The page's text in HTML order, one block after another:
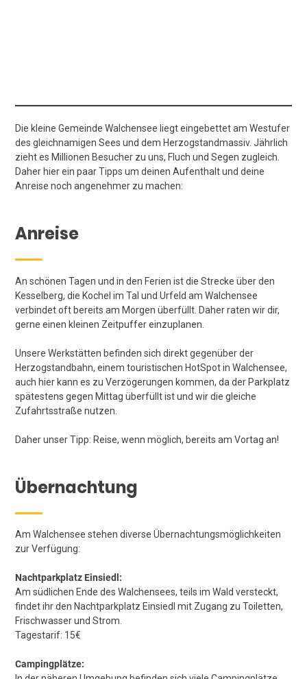
Die kleine Gemeinde Walchensee liegt eingebettet am Westufer
des gleichnamigen Sees und dem Herzogstandmassiv. Jährlich
zieht es Millionen Besucher zu uns, Fluch und Segen zugleich.
Daher hier ein paar Tipps um deinen Aufenthalt und deine
Anreise noch angenehmer zu machen:
Anreise
An schönen Tagen und in den Ferien ist die Strecke über den
Kesselberg, die Kochel im Tal und Urfeld am Walchensee
verbindet oft bereits am Morgen überfüllt. Daher raten wir dir,
gerne einen kleinen Zeitpuffer einzuplanen.
Unsere Werkstätten befinden sich direkt gegenüber der
Herzogstandbahn, einem touristischen HotSpot in Walchensee,
auch hier kann es zu Verzögerungen kommen, da der Parkplatz
spätestens gegen Mittag überfüllt ist und wir die gleiche
Zufahrtsstraße nutzen.
Daher unser Tipp: Reise, wenn möglich, bereits am Vortag an!
Übernachtung
Am Walchensee stehen diverse Übernachtungsmöglichkeiten
zur Verfügung:
Nachtparkplatz Einsiedl:
Am südlichen Ende des Walchensees, teils im Wald versteckt,
findet ihr den Nachtparkplatz Einsiedl mit Zugang zu Toiletten,
Frischwasser und Strom.
Tagestarif: 15€
Campingplätze: